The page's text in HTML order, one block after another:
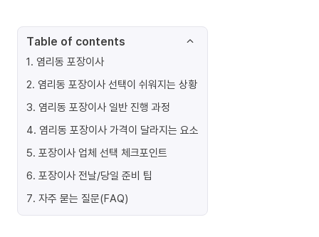
Table of contents
1. 염리동 포장이사
2. 염리동 포장이사 선택이 쉬워지는 상황
3. 염리동 포장이사 일반 진행 과정
4. 염리동 포장이사 가격이 달라지는 요소
5. 포장이사 업체 선택 체크포인트
6. 포장이사 전날/당일 준비 팁
7. 자주 묻는 질문(FAQ)